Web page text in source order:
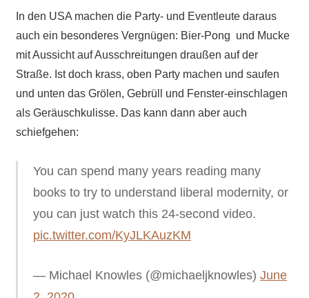
In den USA machen die Party- und Eventleute daraus
auch ein besonderes Vergnügen: Bier-Pong und Mucke
mit Aussicht auf Ausschreitungen draußen auf der
Straße. Ist doch krass, oben Party machen und saufen
und unten das Grölen, Gebrüll und Fenster-einschlagen
als Geräuschkulisse. Das kann dann aber auch
schiefgehen:
You can spend many years reading many
books to try to understand liberal modernity, or
you can just watch this 24-second video.
pic.twitter.com/KyJLKAuzKM
— Michael Knowles (@michaeljknowles) June